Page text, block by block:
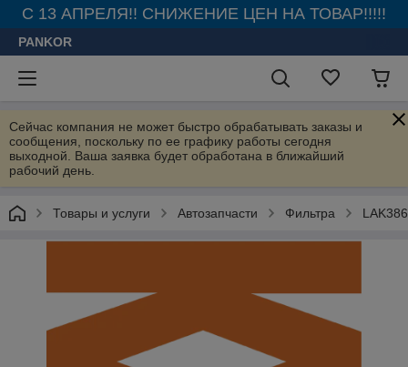
С 13 АПРЕЛЯ!! СНИЖЕНИЕ ЦЕН НА ТОВАР!!!!!
PANKOR
Сейчас компания не может быстро обрабатывать заказы и
сообщения, поскольку по ее графику работы сегодня
выходной. Ваша заявка будет обработана в ближайший
рабочий день.
Товары и услуги Автозапчасти Фильтра